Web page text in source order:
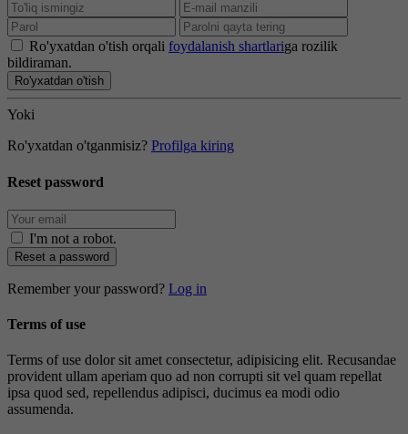
Ro'yxatdan o'tish orqali foydalanish shartlariga rozilik
bildiraman.
Ro'yxatdan o'tish
Yoki
Ro'yxatdan o'tganmisiz? Profilga kiring
Reset password
I'm not a robot.
Reset a password
Remember your password? Log in
Terms of use
Terms of use dolor sit amet consectetur, adipisicing elit. Recusandae
provident ullam aperiam quo ad non corrupti sit vel quam repellat
ipsa quod sed, repellendus adipisci, ducimus ea modi odio
assumenda.